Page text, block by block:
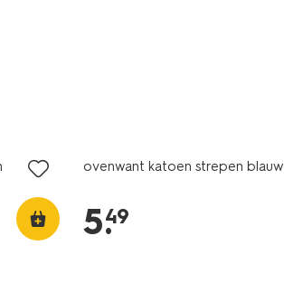
ovenwant katoen strepen blauw
5.
49